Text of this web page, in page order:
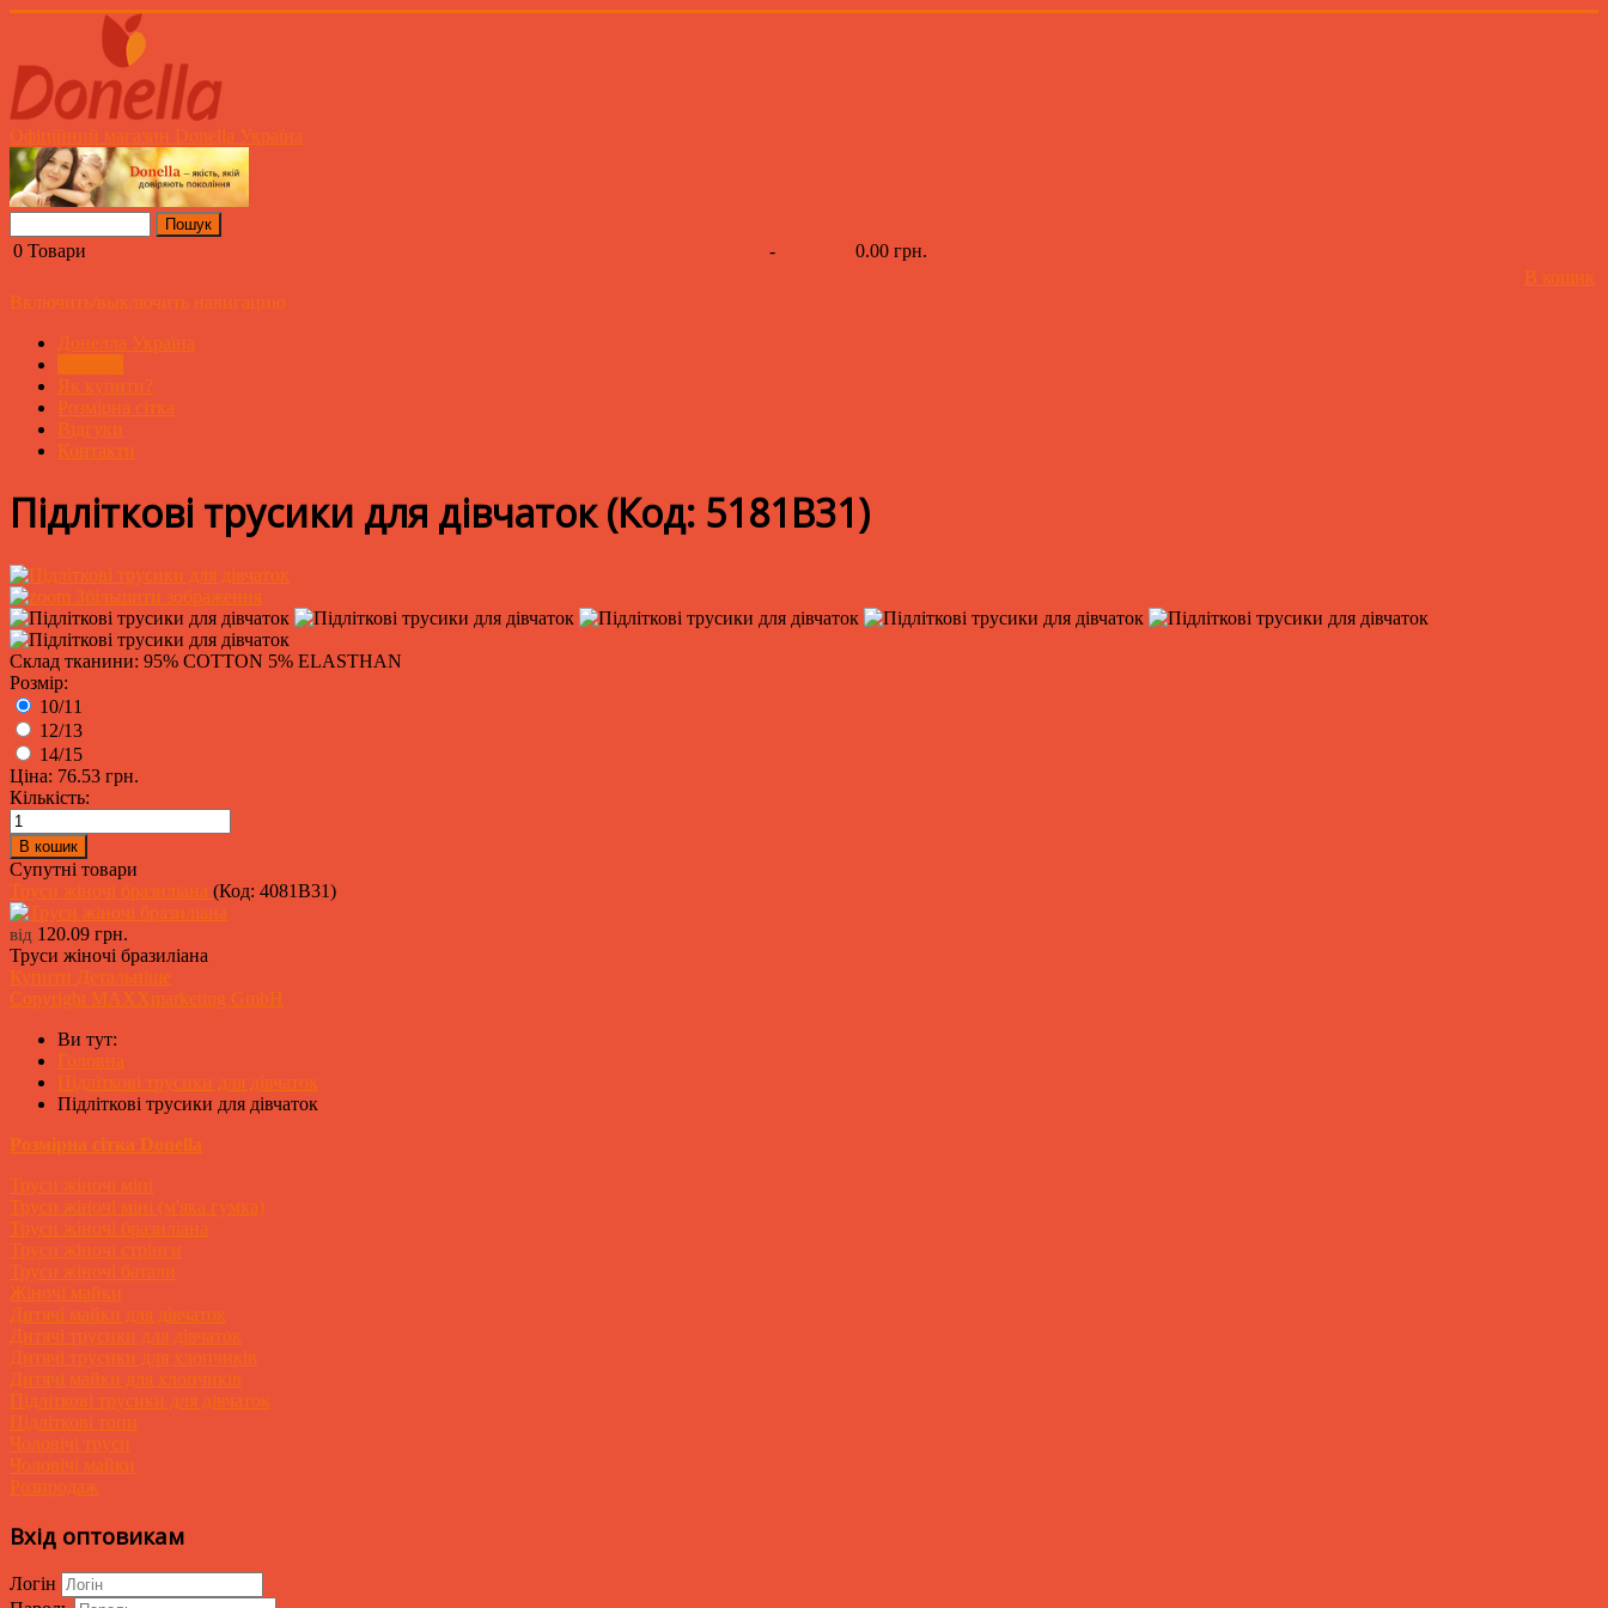
Офіційний магазин Donella Україна
0 Товари -
0.00 грн.
В кошик
Включить/выключить навигацию
Донелла Україна
Як купити?
Розмірна сітка
Відгуки
Контакти
Підліткові трусики для дівчаток(Код: 5181B31)
Збільшити зображення
Склад тканини: 95% COTTON 5% ELASTHAN
Розмір:
10/11
12/13
14/15
Ціна: 76.53 грн.
Кількість:
Супутні товари
Труси жіночі бразиліана (Код: 4081B31)
від 120.09 грн.
Труси жіночі бразиліана
Купити Детальніше
Copyright MAXXmarketing GmbH
Ви тут:
Головна
Підліткові трусики для дівчаток
Підліткові трусики для дівчаток
Розмірна сітка Donella
Труси жіночі міні
Труси жіночі міні (м'яка гумка)
Труси жіночі бразиліана
Труси жіночі стрінги
Труси жіночі батали
Жіночі майки
Дитячі майки для дівчаток
Дитячі трусики для дівчаток
Дитячі трусики для хлопчиків
Дитячі майки для хлопчиків
Підліткові трусики для дівчаток
Підліткові топи
Чоловічі труси
Чоловічі майки
Розпродаж
Вхід оптовикам
Логін